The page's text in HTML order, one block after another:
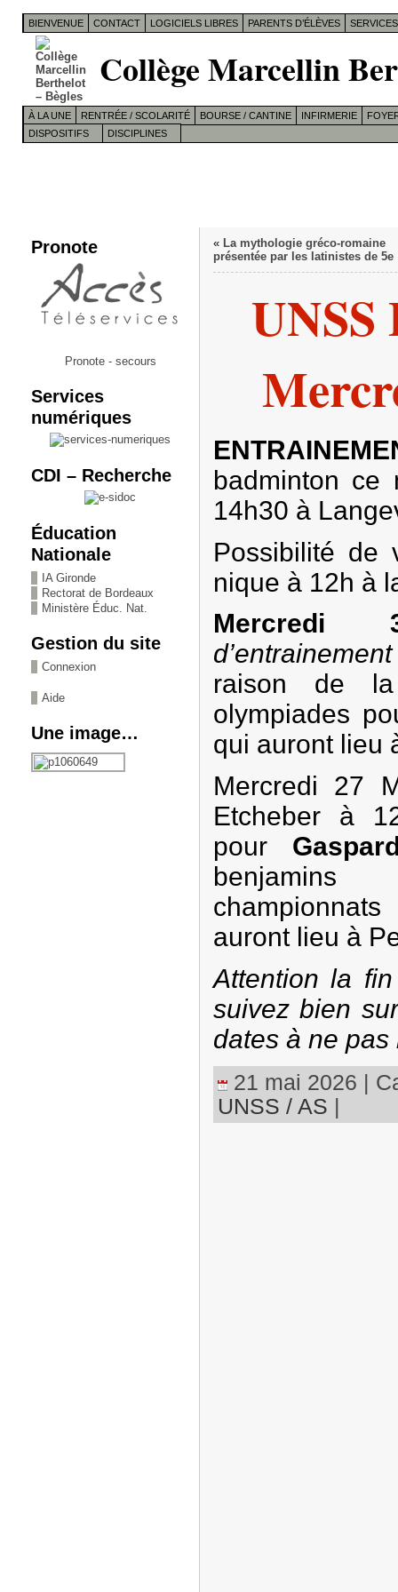
BIENVENUE CONTACT LOGICIELS LIBRES PARENTS D’ÉLÈVES
Collège Marcellin
À LA UNE RENTRÉE / SCOLARITÉ BOURSE / CANTINE INFIRMERIE
DISPOSITIFS
DISCIPLINES
Pronote
Pronote - secours
Services
numériques
CDI – Recherche
Éducation
Nationale
IA Gironde
Rectorat de Bordeaux
Ministère Éduc. Nat.
Gestion du site
Connexion
Aide
Une image…
« La mythologie gréco-romaine
présentée par les latinistes de 5e
badminton ce
14h30 à
Possibilité de
nique à 12h à
Mercredi
raison de
olympiades
qui auront lieu
Mercredi 27
Etcheber à
pour
auront lieu à
Attention la
suivez bien
dates à ne pas
21 mai 2026 |
UNSS / AS |